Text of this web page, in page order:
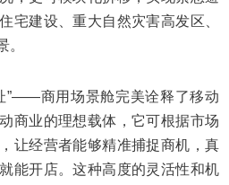
宅建设、重大自然灾害高发区、
。
商用场景舱完美诠释了移动
商业的理想载体，它可根据市场
让经营者能够精准捕捉商机，真
能开店。这种高度的灵活性和机